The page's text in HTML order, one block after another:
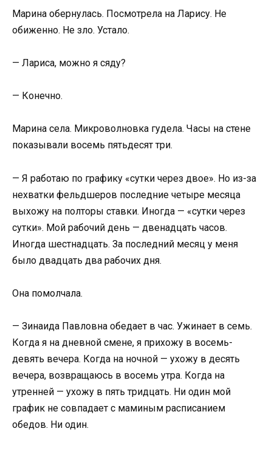
Марина обернулась. Посмотрела на Ларису. Не
обиженно. Не зло. Устало.
— Лариса, можно я сяду?
— Конечно.
Марина села. Микроволновка гудела. Часы на стене
показывали восемь пятьдесят три.
— Я работаю по графику «сутки через двое». Но из-за
нехватки фельдшеров последние четыре месяца
выхожу на полторы ставки. Иногда — «сутки через
сутки». Мой рабочий день — двенадцать часов.
Иногда шестнадцать. За последний месяц у меня
было двадцать два рабочих дня.
Она помолчала.
— Зинаида Павловна обедает в час. Ужинает в семь.
Когда я на дневной смене, я прихожу в восемь-
девять вечера. Когда на ночной — ухожу в десять
вечера, возвращаюсь в восемь утра. Когда на
утренней — ухожу в пять тридцать. Ни один мой
график не совпадает с маминым расписанием
обедов. Ни один.